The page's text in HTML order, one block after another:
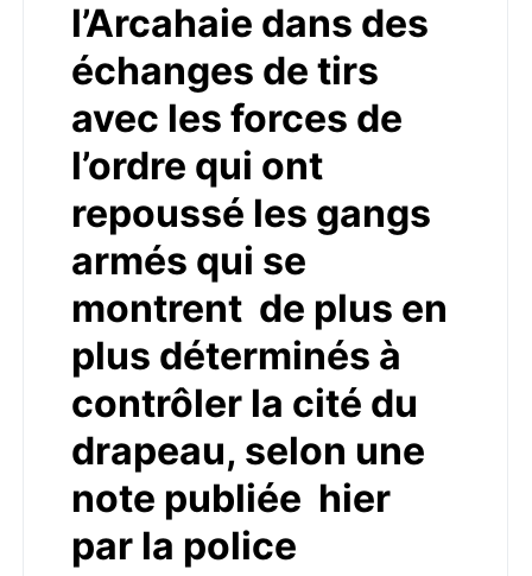
l’Arcahaie dans des
échanges de tirs
avec les forces de
l’ordre qui ont
repoussé les gangs
armés qui se
montrent de plus en
plus déterminés à
contrôler la cité du
drapeau, selon une
note publiée hier
par la police